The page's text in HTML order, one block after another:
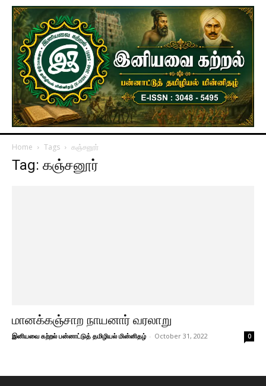
Home Tags கஞ்சனூர்
Tag: கஞ்சனூர்
மானக்கஞ்சாற நாயனார் வரலாறு
இனியவை கற்றல் பன்னாட்டுத் தமிழியல் மின்னிதழ் - October 31, 2022 0